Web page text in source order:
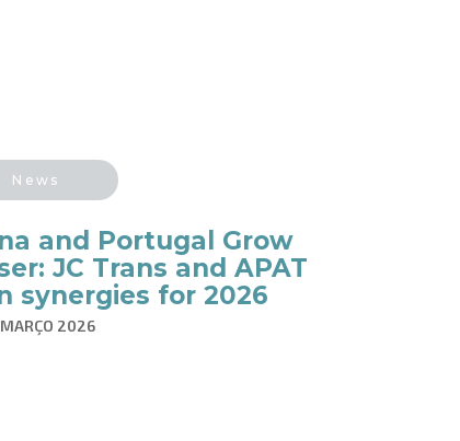
News
and Portugal Grow
JC Trans and APAT
synergies for 2026
2026